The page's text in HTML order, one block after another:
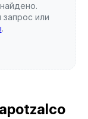
или
.